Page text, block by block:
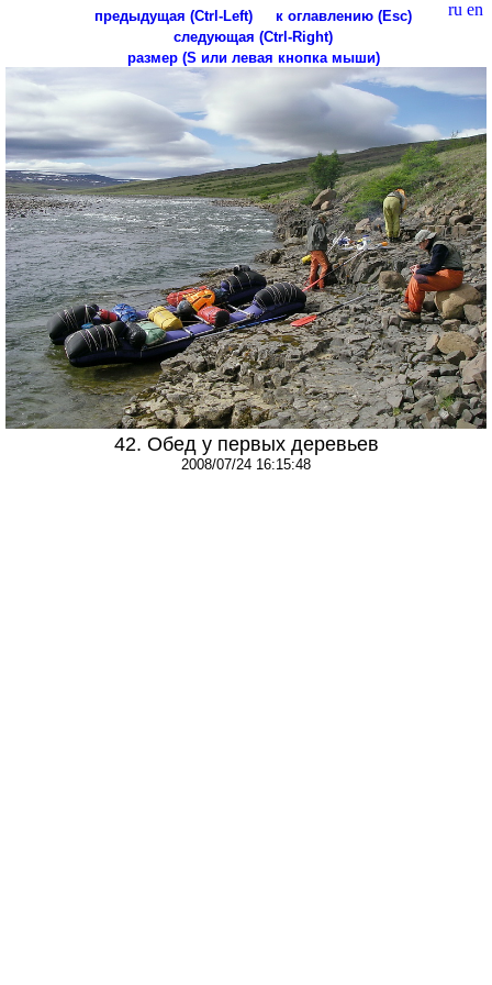
ru en
предыдущая (Ctrl-Left)
к оглавлению (Esc)
следующая (Ctrl-Right)
размер (S или левая кнопка мыши)
42. Обед у первых деревьев
2008/07/24 16:15:48